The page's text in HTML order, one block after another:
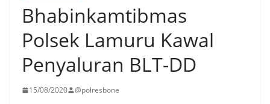
Bhabinkamtibmas
Polsek Lamuru Kawal
Penyaluran BLT-DD
15/08/2020 @polresbone